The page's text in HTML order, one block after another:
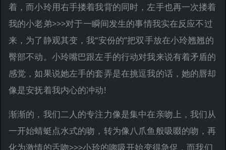
着，而小玲用右手搂着我背的同时，左手也再一次搂着
我的小老弟>>>对于一瞬间发生的事情我实在反应不过
来，为了静观其变，我“安份的”把双手放在小玲翘翘的
臀部不动。小玲嘴巴跟左手的行动对我来说有着矛盾的
感觉，如果说她左手的套弄是在挑逗我的话，她的唇却
像是安抚着我内心的冲动!
渐渐的，我们二人的专注力像是集中在亲吻上，我们从
一开始蜻蜓点水式的吻，转为像八爪鱼般吸啜的吻，再
化为激情的舌吻>>>小玲的唿吸开始变得急促，而我们